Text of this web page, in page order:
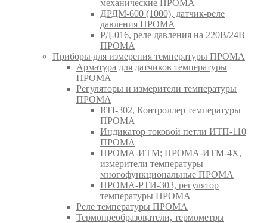
механические ПРОМА
ДРДМ-600 (1000), датчик-реле
давления ПРОМА
РД-016, реле давления на 220В/24В
ПРОМА
Приборы для измерения температуры ПРОМА
Арматура для датчиков температуры
ПРОМА
Регуляторы и измерители температуры
ПРОМА
RTI-302, Контроллер температуры
ПРОМА
Индикатор токовой петли ИТП-110
ПРОМА
ПРОМА-ИТМ; ПРОМА-ИТМ-4Х,
измерители температуры
многофункциональные ПРОМА
ПРОМА-РТИ-303, регулятор
температуры ПРОМА
Реле температуры ПРОМА
Термопреобразователи, термометры